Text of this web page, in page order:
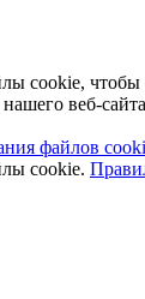
cookie, чтобы
веб-
файлов
cookie.